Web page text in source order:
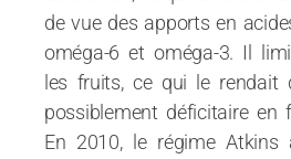
de vue des apports en
oméga-6 et oméga-3. Il
les fruits, ce qui le rendait
possiblement déficitaire en
En 2010, le régime Atkins